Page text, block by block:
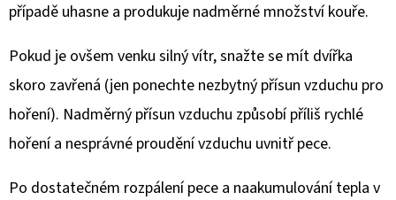
případě uhasne a produkuje nadměrné množství kouře.
Pokud je ovšem venku silný vítr, snažte se mít dvířka
skoro zavřená (jen ponechte nezbytný přísun vzduchu pro
hoření). Nadměrný přísun vzduchu způsobí příliš rychlé
hoření a nesprávné proudění vzduchu uvnitř pece.
Po dostatečném rozpálení pece a naakumulování tepla v
HLEDAT